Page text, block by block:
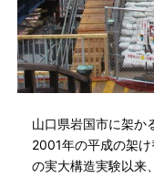
山口県岩国市に架か
2001年の平成の架
の実大構造実験以来